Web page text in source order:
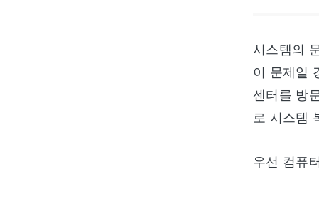
시스템의
이 문제일
센터를 방
로 시스템
우선 컴퓨